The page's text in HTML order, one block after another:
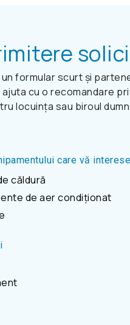
formular scurt și
ajuta cu o recomandare
locuința sau biroul
care vă
căldură
de aer condiționat